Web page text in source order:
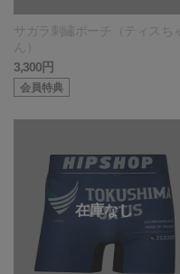
サガラ刺繡ポーチ（ティスちゃ
ん）
3,300円
会員特典